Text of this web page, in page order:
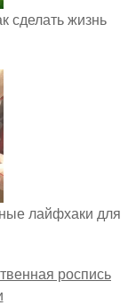
сделать жизнь
лайфхаки для